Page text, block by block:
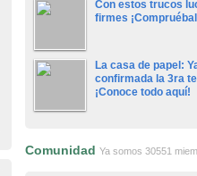
Con estos trucos
firmes
La casa de papel:
confirmada la 3ra
¡Conoce todo aquí!
Comunidad Ya somos 30551